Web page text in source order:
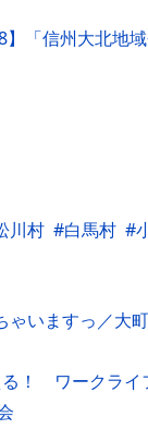
8】「信州大北地
川村 白馬村
ゃいますっ／大
る！ ワークライ